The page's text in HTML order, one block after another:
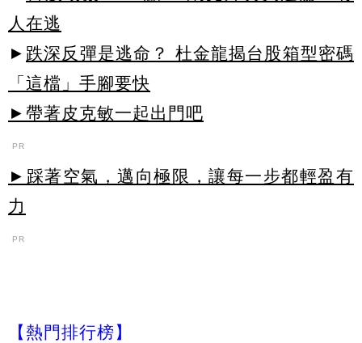
人在逃
► 跌深反彈是逃命？ 杜金龍揭台股箱型密碼
「這檔」手腳要快
►帶著皮克敏一起出門吧
PR
►踩著空氣，邁向極限，讓每一步都輕盈有
力
PR
【熱門排行榜】